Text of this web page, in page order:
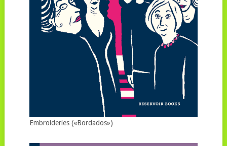
Embroideries («Bordados»)